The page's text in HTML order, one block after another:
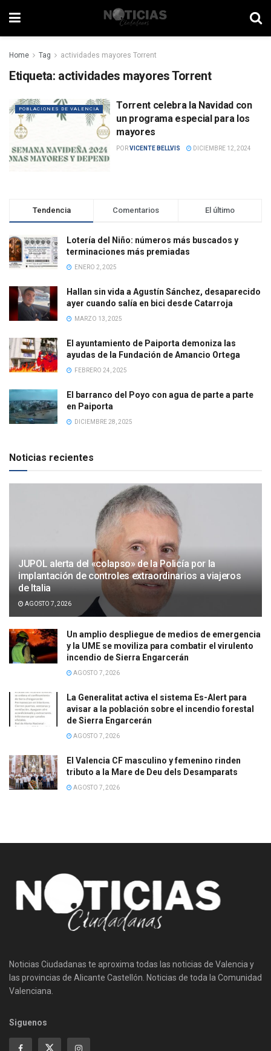
Home Tag actividades mayores Torrent
Etiqueta: actividades mayores Torrent
POBLACIONES DE VALENCIA
Torrent celebra la Navidad con
un programa especial para los
mayores
PORVICENTE BELLVIS DICIEMBRE 12, 2024
Tendencia Comentarios El último
Lotería del Niño: números más buscados y
terminaciones más premiadas
ENERO 2, 2025
Hallan sin vida a Agustín Sánchez, desaparecido
ayer cuando salía en bici desde Catarroja
MARZO 13, 2025
El ayuntamiento de Paiporta demoniza las
ayudas de la Fundación de Amancio Ortega
FEBRERO 24, 2025
El barranco del Poyo con agua de parte a parte
en Paiporta
DICIEMBRE 28, 2025
Noticias recientes
JUPOL alerta del «colapso» de la Policía por la
implantación de controles extraordinarios a viajeros
de Italia
AGOSTO 7, 2026
Un amplio despliegue de medios de emergencia
y la UME se moviliza para combatir el virulento
incendio de Sierra Engarcerán
AGOSTO 7, 2026
La Generalitat activa el sistema Es-Alert para
avisar a la población sobre el incendio forestal
de Sierra Engarcerán
AGOSTO 7, 2026
El Valencia CF masculino y femenino rinden
tributo a la Mare de Deu dels Desamparats
AGOSTO 7, 2026
Noticias Ciudadanas te aproxima todas las noticias de Valencia y
las provincias de Alicante Castellón. Noticias de toda la Comunidad
Valenciana.
Siguenos